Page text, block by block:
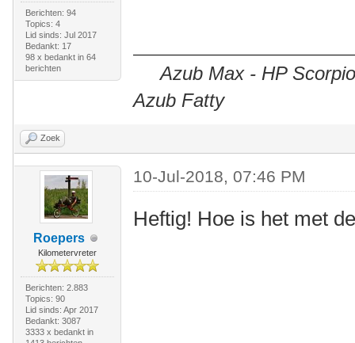
Berichten: 94
Topics: 4
Lid sinds: Jul 2017
Bedankt: 17
98 x bedankt in 64
berichten
Azub Max - HP
Azub Fatty
Zoek
Roepers
Kilometervreter
Berichten: 2.883
Topics: 90
Lid sinds: Apr 2017
Bedankt: 3087
3333 x bedankt in
10-Jul-2018, 07:46 PM
Heftig! Hoe is het met